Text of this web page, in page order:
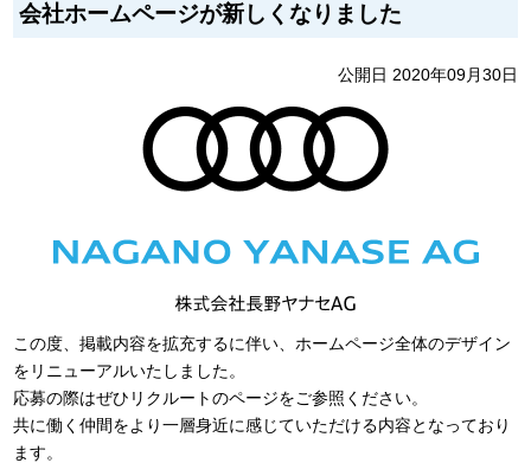
会社ホームページが新しくなりました
公開日 2020年09月30日
この度、掲載内容を拡充するに伴い、ホームページ全体のデザイン
をリニューアルいたしました。
応募の際はぜひリクルートのページをご参照ください。
共に働く仲間をより一層身近に感じていただける内容となっており
ます。